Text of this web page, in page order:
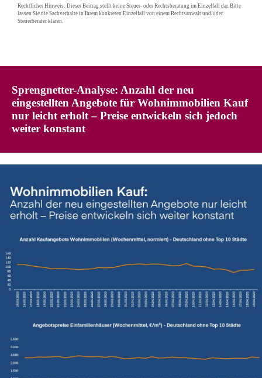
Rechtlicher Hinweis: Dieser Beitrag stellt keine Steuer- oder Rechtsberatung im Einzelfall dar. Bitte
lassen Sie die Sachverhalte in Ihrem konkreten Einzelfall von einem Rechtsanwalt und/oder
Steuerberater klären.
Sprengnetter-Analyse: Anzahl der neu
eingestellten Angebote für Wohnimmobilien Kauf
nur leicht erholt – Preise entwickeln sich jedoch
weiter konstant